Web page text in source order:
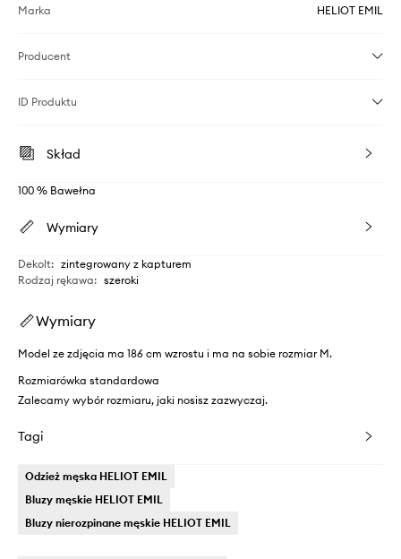
Marka HELIOT EMIL
Producent
ID Produktu
Skład
100 % Bawełna
Wymiary
Dekolt: zintegrowany z kapturem
Rodzaj rękawa: szeroki
Wymiary
Model ze zdjęcia ma 186 cm wzrostu i ma na sobie rozmiar M.
Rozmiarówka standardowa
Zalecamy wybór rozmiaru, jaki nosisz zazwyczaj.
Tagi
Odzież męska HELIOT EMIL
Bluzy męskie HELIOT EMIL
Bluzy nierozpinane męskie HELIOT EMIL